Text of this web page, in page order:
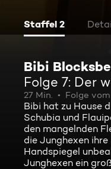
Staffel 2
Bibi
Folge 7: Der
27 Min. Folge
Bibi hat zu Hause
Schubia und
den mangelnden
die Junghexen
Handspiegel
Junghexen ein